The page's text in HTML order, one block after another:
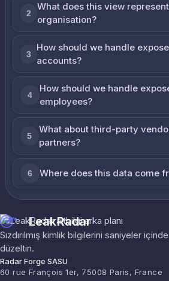
2
What does this view
organisation?
3
How should we handle
accounts?
4
How should we handle
employees?
5
What about third-party
partners?
6 Where does this data come
LeakRadar
Sızdırılmış kimlik bilgilerini saniyeler
düzeltin.
Radar Forge SASU
60 rue François 1er, 75008 Paris, France